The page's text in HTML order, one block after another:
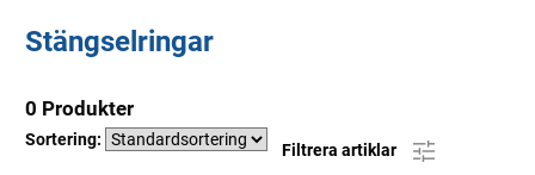
Stängselringar
0 Produkter
Sortering:
Filtrera artiklar